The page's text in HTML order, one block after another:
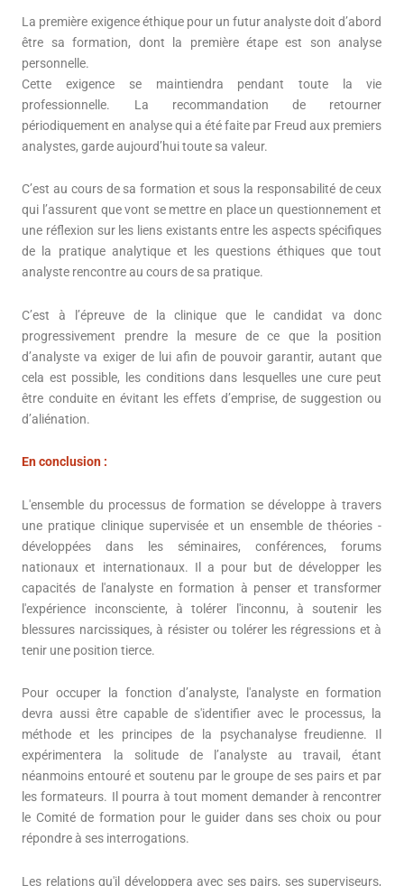
La première exigence éthique pour un futur analyste doit d’abord
être sa formation, dont la première étape est son analyse
personnelle.
Cette exigence se maintiendra pendant toute la vie
professionnelle. La recommandation de retourner
périodiquement en analyse qui a été faite par Freud aux premiers
analystes, garde aujourd’hui toute sa valeur.
C’est au cours de sa formation et sous la responsabilité de ceux
qui l’assurent que vont se mettre en place un questionnement et
une réflexion sur les liens existants entre les aspects spécifiques
de la pratique analytique et les questions éthiques que tout
analyste rencontre au cours de sa pratique.
C’est à l’épreuve de la clinique que le candidat va donc
progressivement prendre la mesure de ce que la position
d’analyste va exiger de lui afin de pouvoir garantir, autant que
cela est possible, les conditions dans lesquelles une cure peut
être conduite en évitant les effets d’emprise, de suggestion ou
d’aliénation.
En conclusion :
L'ensemble du processus de formation se développe à travers
une pratique clinique supervisée et un ensemble de théories -
développées dans les séminaires, conférences, forums
nationaux et internationaux. Il a pour but de développer les
capacités de l'analyste en formation à penser et transformer
l'expérience inconsciente, à tolérer l'inconnu, à soutenir les
blessures narcissiques, à résister ou tolérer les régressions et à
tenir une position tierce.
Pour occuper la fonction d’analyste, l'analyste en formation
devra aussi être capable de s'identifier avec le processus, la
méthode et les principes de la psychanalyse freudienne. Il
expérimentera la solitude de l’analyste au travail, étant
néanmoins entouré et soutenu par le groupe de ses pairs et par
les formateurs. Il pourra à tout moment demander à rencontrer
le Comité de formation pour le guider dans ses choix ou pour
répondre à ses interrogations.
Les relations qu'il développera avec ses pairs, ses superviseurs,